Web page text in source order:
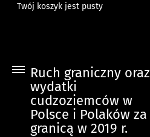
Twój koszyk jest pusty
Ruch graniczny oraz
wydatki
cudzoziemców w
Polsce i Polaków za
granicą w 2019 r.